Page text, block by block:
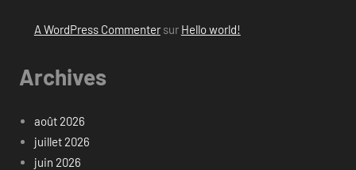
A WordPress Commentersur Hello world!
Archives
août 2026
juillet 2026
juin 2026